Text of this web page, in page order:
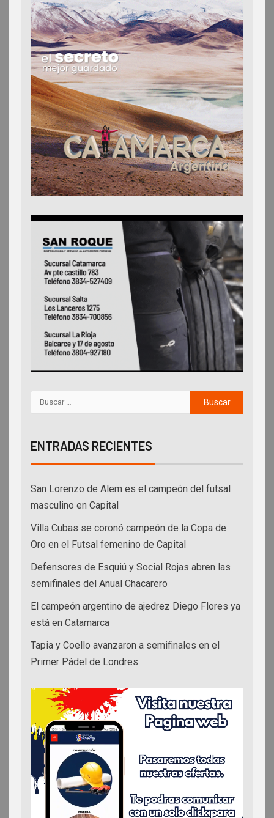
ENTRADAS RECIENTES
San Lorenzo de Alem es el campeón del futsal
masculino en Capital
Villa Cubas se coronó campeón de la Copa de
Oro en el Futsal femenino de Capital
Defensores de Esquiú y Social Rojas abren las
semifinales del Anual Chacarero
El campeón argentino de ajedrez Diego Flores ya
está en Catamarca
Tapia y Coello avanzaron a semifinales en el
Primer Pádel de Londres